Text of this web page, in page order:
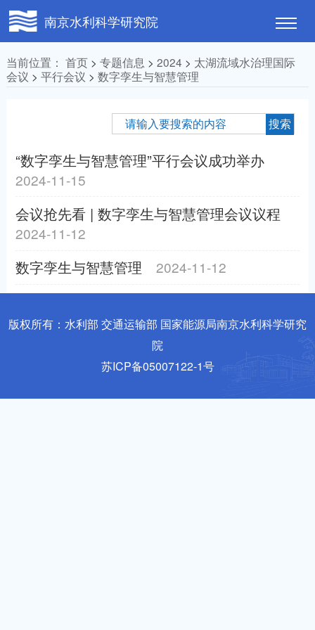
南京水利科学研究院
当前位置： 首页> 专题信息 > 2024 > 太湖流域水治理国际
会议 > 平行会议 > 数字孪生与智慧管理
“数字孪生与智慧管理”平行会议成功举办
2024-11-15
会议抢先看 | 数字孪生与智慧管理会议议程
2024-11-12
数字孪生与智慧管理 2024-11-12
版权所有：水利部 交通运输部 国家能源局南京水利科学研究
院
苏ICP备05007122-1号